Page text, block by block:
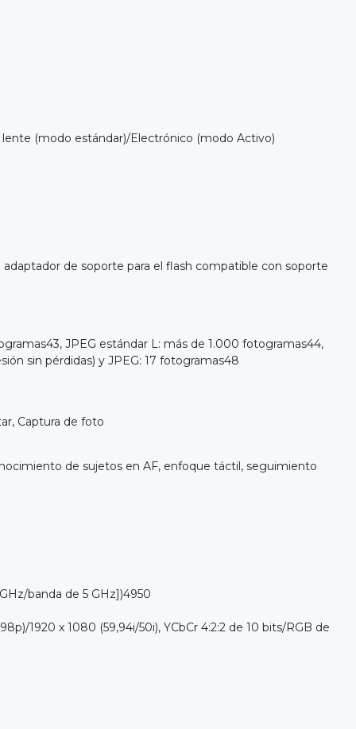
(modo estándar)/Electrónico (modo Activo)
de soporte para el flash compatible con soporte
JPEG estándar L: más de 1.000 fotogramas44,
sin pérdidas) y JPEG: 17 fotogramas48
Captura de foto
de sujetos en AF, enfoque táctil, seguimiento
banda de 5 GHz])4950
1920 x 1080 (59,94i/50i), YCbCr 4:2:2 de 10 bits/RGB de